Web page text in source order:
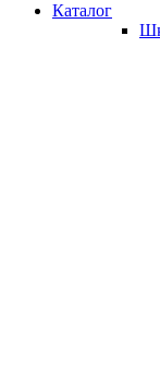
Каталог